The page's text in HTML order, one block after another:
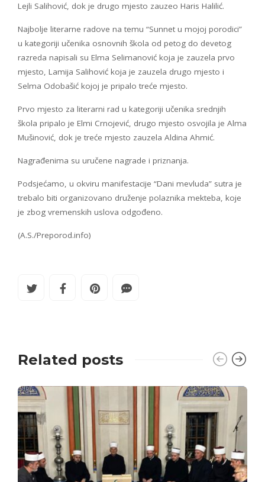
Lejli Salihović, dok je drugo mjesto zauzeo Haris Halilić.
Najbolje literarne radove na temu “Sunnet u mojoj porodici”
u kategoriji učenika osnovnih škola od petog do devetog
razreda napisali su Elma Selimanović koja je zauzela prvo
mjesto, Lamija Salihović koja je zauzela drugo mjesto i
Selma Odobašić kojoj je pripalo treće mjesto.
Prvo mjesto za literarni rad u kategoriji učenika srednjih
škola pripalo je Elmi Crnojević, drugo mjesto osvojila je Alma
Mušinović, dok je treće mjesto zauzela Aldina Ahmić.
Nagrađenima su uručene nagrade i priznanja.
Podsjećamo, u okviru manifestacije “Dani mevluda” sutra je
trebalo biti organizovano druženje polaznika mekteba, koje
je zbog vremenskih uslova odgođeno.
(A.S./Preporod.info)
Related posts